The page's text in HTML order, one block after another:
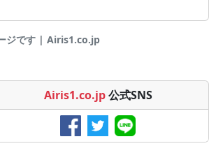
ジです | Airis1.co.jp
Airis1.co.jp 公式SNS